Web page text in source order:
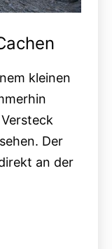
kleinen
Der
an der